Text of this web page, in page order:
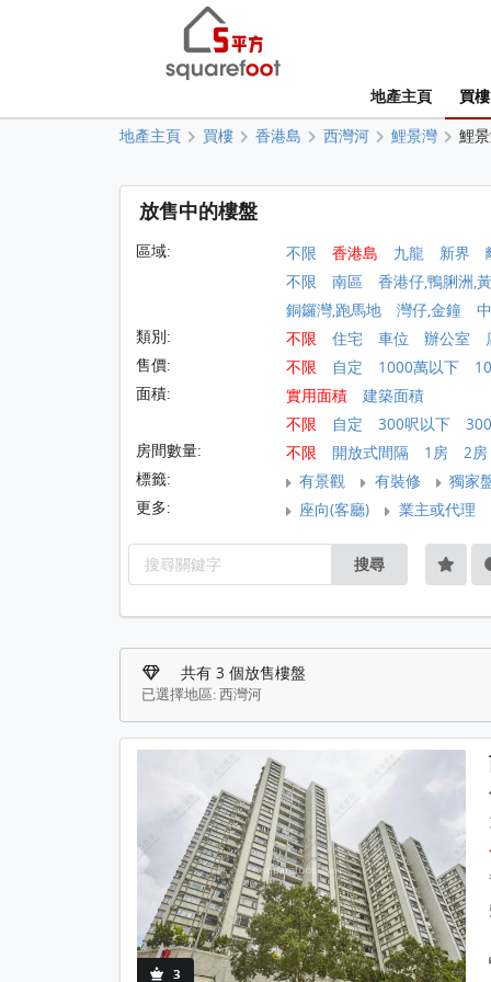
地產主頁 買樓
地產主頁 買樓 香港島 西灣河 鯉景灣 鯉
放售中的樓盤
區域: 不限 香港島 九龍 新界
不限
南區
香港仔,鴨脷洲,
銅鑼灣,跑馬地
灣仔,金鐘
類別:
不限 住宅 車位 辦公室
售價:
不限 自定 1000萬以下
面積:
實用面積
建築面積
不限
自定 300呎以下
房間數量:
不限 開放式間隔 1房
2房
標籤:
有景觀 有裝修
獨家
更多:
座向(客廳) 業主或代理
搜尋
共有 3 個放售樓盤
已選擇地區: 西灣河
3